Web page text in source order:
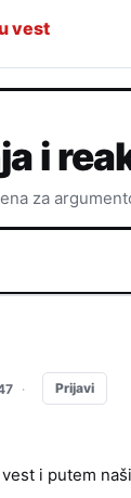
vest
i
za
· Prijavi
i putem